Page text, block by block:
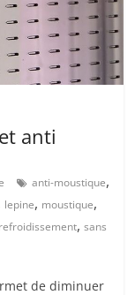
anti
anti-moustique,
lepine, moustique,
refroidissement,sans
de diminuer